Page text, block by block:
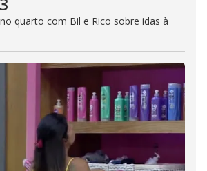
quarto com Bil e Rico sobre idas à